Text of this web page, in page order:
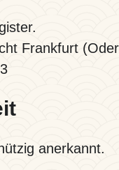
Frankfurt
anerkannt.